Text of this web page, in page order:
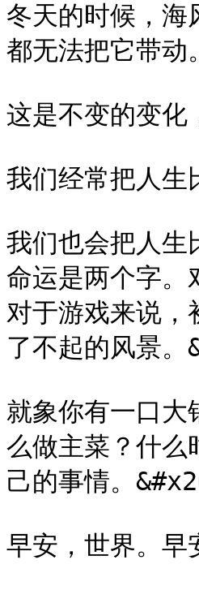
冬天的时候，海
都无法把它带
这是不变的变
我们经常把人
我们也会把人
命运是两个字。
对于游戏来说，
了不起的风景
就象你有一口大
么做主菜？什么
己的事情。